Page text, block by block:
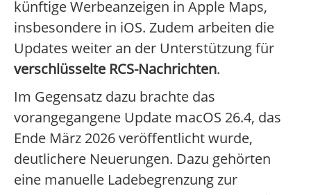
künftige Werbeanzeigen in Apple Maps,
insbesondere in iOS. Zudem arbeiten die
Updates weiter an der Unterstützung für
verschlüsselte RCS-Nachrichten.
Im Gegensatz dazu brachte das
vorangegangene Update macOS 26.4, das
Ende März 2026 veröffentlicht wurde,
deutlichere Neuerungen. Dazu gehörten
eine manuelle Ladebegrenzung zur